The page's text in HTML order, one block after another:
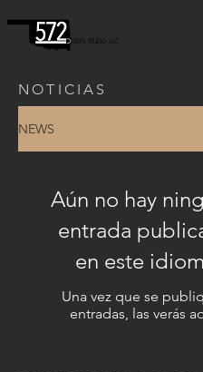
NOTICIAS
NEWS
Aún no hay
entrada
en este
Una vez que se
entradas, las verás